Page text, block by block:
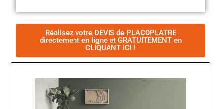
Réalisez votre DEVIS de PLACOPLATRE
directement en ligne et GRATUITEMENT en
CLIQUANT ICI !